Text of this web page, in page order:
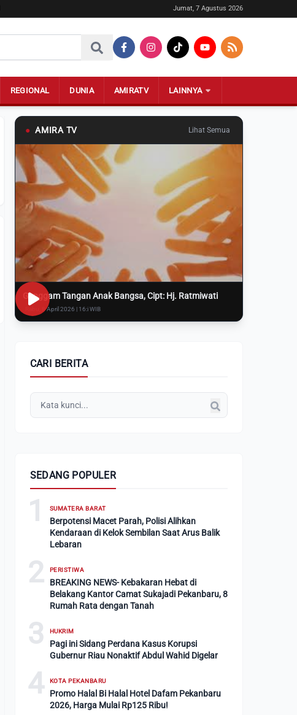
Jumat, 7 Agustus 2026
REGIONAL DUNIA AMIRATV LAINNYA
● AMIRA TV Lihat Semua
Genggam Tangan Anak Bangsa, Cipt: Hj. Ratmiwati
Rabu, 8 April 2026 | 16:i WIB
CARI BERITA
SEDANG POPULER
1 SUMATERA BARAT
Berpotensi Macet Parah, Polisi Alihkan
Kendaraan di Kelok Sembilan Saat Arus Balik
Lebaran
2 PERISTIWA
BREAKING NEWS- Kebakaran Hebat di
Belakang Kantor Camat Sukajadi Pekanbaru, 8
Rumah Rata dengan Tanah
3 HUKRIM
Pagi ini Sidang Perdana Kasus Korupsi
Gubernur Riau Nonaktif Abdul Wahid Digelar
4 KOTA PEKANBARU
Promo Halal Bi Halal Hotel Dafam Pekanbaru
2026, Harga Mulai Rp125 Ribu!